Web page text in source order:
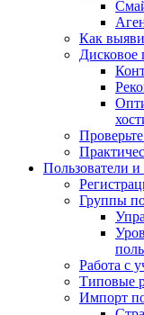
Как
Дисковое
Пользователи и
Группы
Работа с
Типовые
Импорт